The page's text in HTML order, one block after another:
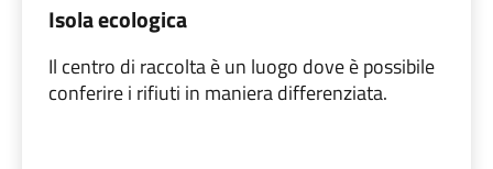
Isola ecologica
Il centro di raccolta è un luogo dove è possibile
conferire i rifiuti in maniera differenziata.